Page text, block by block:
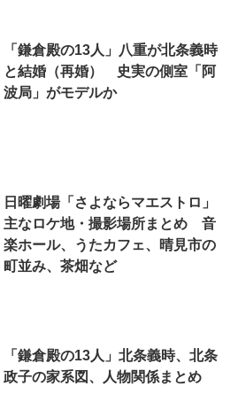
「鎌倉殿の13人」八重が北条義時
と結婚（再婚） 史実の側室「阿
波局」がモデルか
日曜劇場「さよならマエストロ」
主なロケ地・撮影場所まとめ 音
楽ホール、うたカフェ、晴見市の
町並み、茶畑など
「鎌倉殿の13人」北条義時、北条
政子の家系図、人物関係まとめ